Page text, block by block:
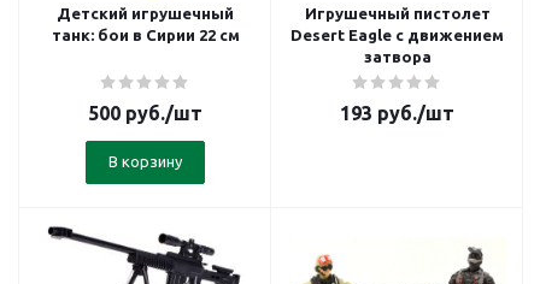
Детский игрушечный
танк: бои в Сирии 22 см
500 руб./шт
В корзину
Игрушечный пистолет
Desert Eagle с движением
затвора
193 руб./шт